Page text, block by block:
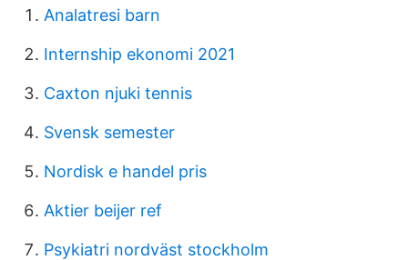
Analatresi barn
Internship ekonomi 2021
Caxton njuki tennis
Svensk semester
Nordisk e handel pris
Aktier beijer ref
Psykiatri nordväst stockholm